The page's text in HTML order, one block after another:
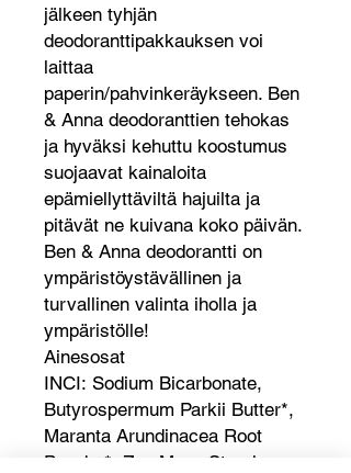
jälkeen tyhjän
deodoranttipakkauksen voi
laittaa
paperin/pahvinkeräykseen. Ben
& Anna deodoranttien tehokas
ja hyväksi kehuttu koostumus
suojaavat kainaloita
epämiellyttäviltä hajuilta ja
pitävät ne kuivana koko päivän.
Ben & Anna deodorantti on
ympäristöystävällinen ja
turvallinen valinta iholla ja
ympäristölle!
Ainesosat
INCI: Sodium Bicarbonate,
Butyrospermum Parkii Butter*,
Maranta Arundinacea Root
Powder*, Zea Mays Starch,